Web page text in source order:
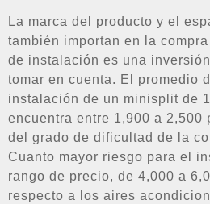
La marca del producto y el
también importan en la
de instalación es una
tomar en cuenta. El promedio
instalación de un minisplit de
encuentra entre 1,900 a 2,500
del grado de dificultad de la
Cuanto mayor riesgo para el
rango de precio, de 4,000 a
respecto a los aires